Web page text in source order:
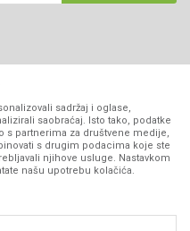
sadržaj i oglase,
saobraćaj. Isto tako, podatke
s partnerima za društvene medije,
s drugim podacima koje ste
njihove usluge. Nastavkom
našu upotrebu kolačića.